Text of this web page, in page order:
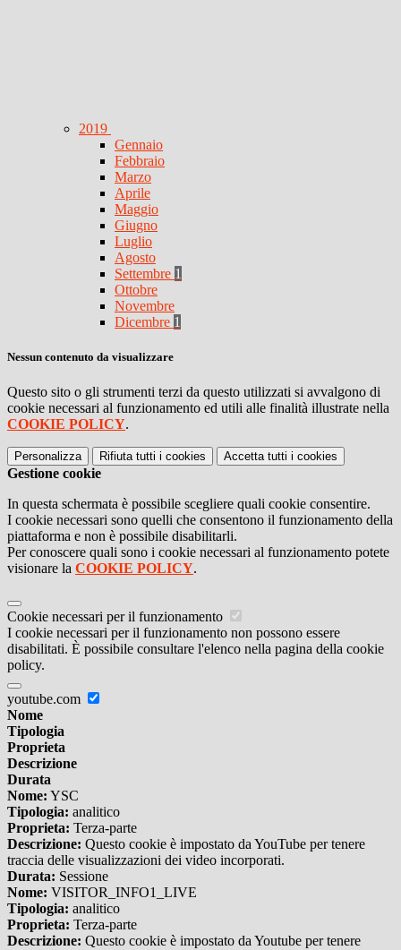
2019
Gennaio
Febbraio
Marzo
Aprile
Maggio
Giugno
Luglio
Agosto
Settembre 1
Ottobre
Novembre
Dicembre 1
Nessun contenuto da visualizzare
Questo sito o gli strumenti terzi da questo utilizzati si avvalgono di
cookie necessari al funzionamento ed utili alle finalità illustrate nella
COOKIE POLICY.
Personalizza Rifiuta tutti i cookies Accetta tutti i cookies
Gestione cookie
In questa schermata è possibile scegliere quali cookie consentire.
I cookie necessari sono quelli che consentono il funzionamento della
piattaforma e non è possibile disabilitarli.
Per conoscere quali sono i cookie necessari al funzionamento potete
visionare la COOKIE POLICY.
Cookie necessari per il funzionamento
I cookie necessari per il funzionamento non possono essere
disabilitati. È possibile consultare l'elenco nella pagina della cookie
policy.
youtube.com
Nome
Tipologia
Proprieta
Descrizione
Durata
Nome: YSC
Tipologia: analitico
Proprieta: Terza-parte
Descrizione: Questo cookie è impostato da YouTube per tenere
traccia delle visualizzazioni dei video incorporati.
Durata: Sessione
Nome: VISITOR_INFO1_LIVE
Tipologia: analitico
Proprieta: Terza-parte
Descrizione: Questo cookie è impostato da Youtube per tenere